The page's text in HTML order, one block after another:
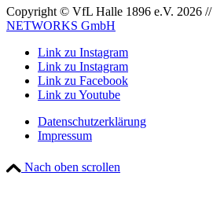
Copyright © VfL Halle 1896 e.V. 2026 //
NETWORKS GmbH
Link zu Instagram
Link zu Instagram
Link zu Facebook
Link zu Youtube
Datenschutzerklärung
Impressum
Nach oben scrollen